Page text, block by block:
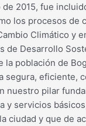
2015, fue
los procesos
Climático y
Desarrollo
población de
eficiente,
pilar
servicios
ciudad y que de